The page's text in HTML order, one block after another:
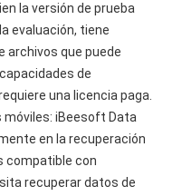
la versión de prueba
evaluación, tiene
archivos que puede
de
una licencia paga.
iBeesoft Data
en la recuperación
compatible con
recuperar datos de